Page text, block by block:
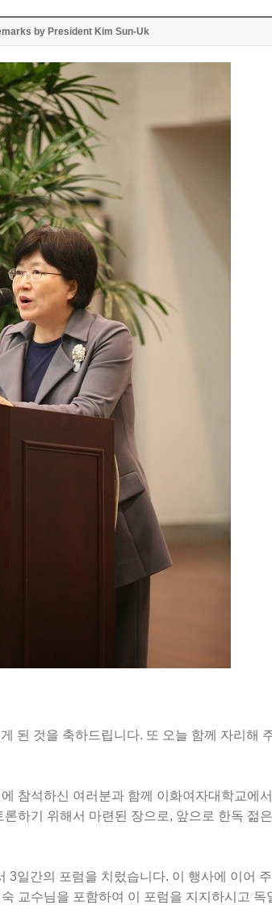
by President Kim Sun-Uk
된 것을 축하드립니다. 또 오늘 함께 자리해
참석하신 여러분과 함께 이화여자대학교에서
론하기 위해서 마련된 장으로, 앞으로 한독 젊
3일간의 포럼을 치렀습니다. 이 행사에 이어
교수님을 포함하여 이 포럼을 지지하시고 독